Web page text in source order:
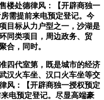
楼处德律风：【开辟商独一
需提前来电预定登记。今
目标从力户型之一，沙湖是
同类项目，周边政务、贸
合，同时。
代室第，既是城市的经济
汉火车坐、汉口火车坐等交
风：【开辟商独一授权预定
电预定登记。尽显高端豪